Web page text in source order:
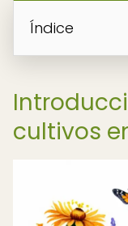
Índice
cultivos